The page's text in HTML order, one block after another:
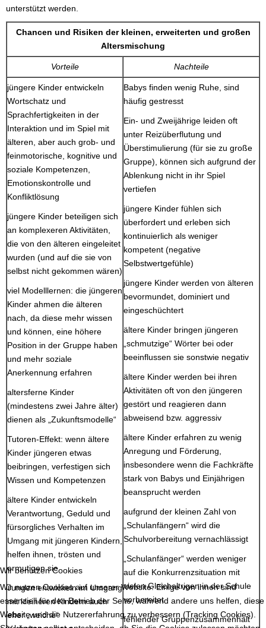
unterstützt werden.
Chancen und Risiken der kleinen, erweiterten und großen
Altersmischung
Vorteile Nachteile
jüngere Kinder entwickeln
Wortschatz und
Sprachfertigkeiten in der
Interaktion und im Spiel mit
älteren, aber auch grob- und
feinmotorische, kognitive und
soziale Kompetenzen,
Emotionskontrolle und
Konfliktlösung
jüngere Kinder beteiligen sich
an komplexeren Aktivitäten,
die von den älteren eingeleitet
wurden (und auf die sie von
selbst nicht gekommen wären)
viel Modelllernen: die jüngeren
Kinder ahmen die älteren
nach, da diese mehr wissen
und können, eine höhere
Position in der Gruppe haben
und mehr soziale
Anerkennung erfahren
altersferne Kinder
(mindestens zwei Jahre älter)
dienen als „Zukunftsmodelle“
Tutoren-Effekt: wenn ältere
Kinder jüngeren etwas
beibringen, verfestigen sich
Wissen und Kompetenzen
ältere Kinder entwickeln
Verantwortung, Geduld und
fürsorgliches Verhalten im
Umgang mit jüngeren Kindern,
helfen ihnen, trösten und
ermutigen sie
Jungen entwickeln im Umgang
mit kleineren Kindern auch
eher „weiche“
Babys finden wenig Ruhe, sind
häufig gestresst
Ein- und Zweijährige leiden oft
unter Reizüberflutung und
Überstimulierung (für sie zu große
Gruppe), können sich aufgrund der
Ablenkung nicht in ihr Spiel
vertiefen
jüngere Kinder fühlen sich
überfordert und erleben sich
kontinuierlich als weniger
kompetent (negative
Selbstwertgefühle)
jüngere Kinder werden von älteren
bevormundet, dominiert und
eingeschüchtert
ältere Kinder bringen jüngeren
„schmutzige“ Wörter bei oder
beeinflussen sie sonstwie negativ
ältere Kinder werden bei ihren
Aktivitäten oft von den jüngeren
gestört und reagieren dann
abweisend bzw. aggressiv
ältere Kinder erfahren zu wenig
Anregung und Förderung,
insbesondere wenn die Fachkräfte
stark von Babys und Einjährigen
beansprucht werden
aufgrund der kleinen Zahl von
„Schulanfängern“ wird die
Schulvorbereitung vernachlässigt
„Schulanfänger“ werden weniger
auf die Konkurrenzsituation mit
vielen Gleichaltrigen in der Schule
vorbereitet
fehlender Gruppenzusammenhalt
Wir benutzen Cookies
Wir nutzen Cookies auf unserer Website. Einige von ihnen sind
essenziell für den Betrieb der Seite, während andere uns helfen, diese
Website und die Nutzererfahrung zu verbessern (Tracking Cookies).